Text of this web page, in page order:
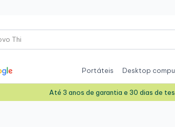
Portáteis Desktop
Até 3 anos de garantia e 30 dias de